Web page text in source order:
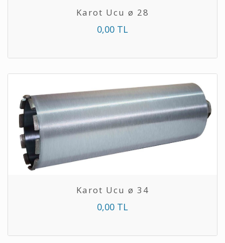
Karot Ucu ø 28
0,00 TL
Karot Ucu ø 34
0,00 TL